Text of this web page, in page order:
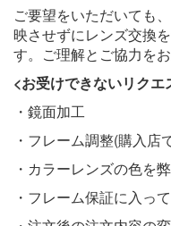
ご要望をいただいても
映させずにレンズ交換
す。ご理解とご協力を
<お受けできないリクエ
・鏡面加工
・フレーム調整(購入店
・カラーレンズの色を
・フレーム保証に入っ